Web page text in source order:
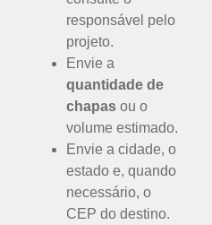
responsável pelo
projeto.
Envie a
quantidade de
chapas ou o
volume estimado.
Envie a cidade, o
estado e, quando
necessário, o
CEP do destino.